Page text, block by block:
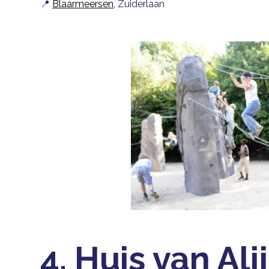
📍 Blaarmeersen, Zuiderlaan
4. Huis van